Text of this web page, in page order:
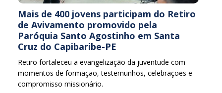
Mais de 400 jovens participam do Retiro
de Avivamento promovido pela
Paróquia Santo Agostinho em Santa
Cruz do Capibaribe-PE
Retiro fortaleceu a evangelização da juventude com
momentos de formação, testemunhos, celebrações e
compromisso missionário.